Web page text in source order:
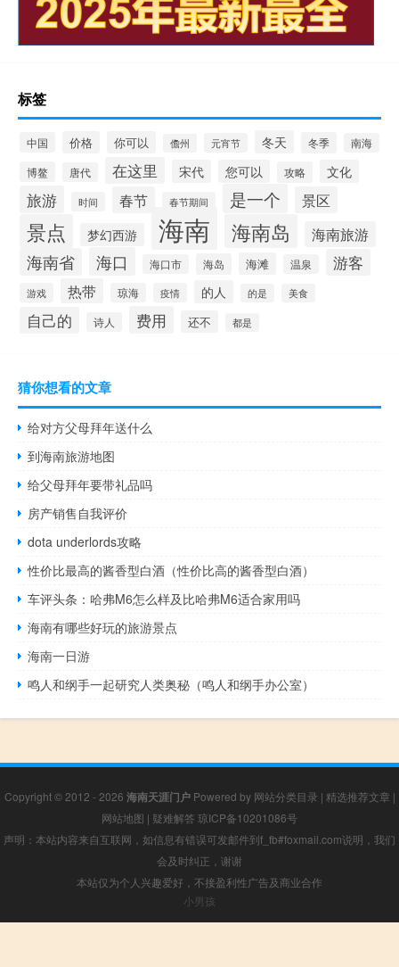
标签
中国 价格 你可以 儋州 元宵节 冬天 冬季 南海
博鳌 唐代 在这里 宋代 您可以 攻略 文化
旅游 时间 春节 春节期间 是一个 景区
景点 梦幻西游 海南 海南岛 海南旅游
海南省 海口 海口市 海岛 海滩 温泉 游客
游戏 热带 琼海 疫情 的人 的是 美食
自己的 诗人 费用 还不 都是
猜你想看的文章
给对方父母拜年送什么
到海南旅游地图
给父母拜年要带礼品吗
房产销售自我评价
dota underlords攻略
性价比最高的酱香型白酒（性价比高的酱香型白酒）
车评头条：哈弗M6怎么样及比哈弗M6适合家用吗
海南有哪些好玩的旅游景点
海南一日游
鸣人和纲手一起研究人类奥秘（鸣人和纲手办公室）
Copyright © 2012 - 2026 海南天涯门户Powered by 网站分类目录 | 精选推荐文章 |
网站地图 | 疑难解答 琼ICP备10201086号
声明：本站内容来自互联网，如信息有错误可发邮件到f_fb#foxmail.com说明，我们
会及时纠正，谢谢
本站仅为个人兴趣爱好，不接盈利性广告及商业合作
小男孩